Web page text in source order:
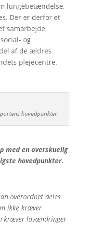
lungebetændelse,
Der er derfor et
samarbejde
og
af de ældres
plejecentre.
hovedpunkter
med en overskuelig
hovedpunkter.
overordnet deles
ikke kræver
kræver lovændringer